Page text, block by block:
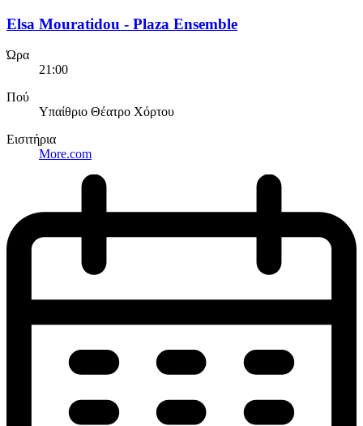
Elsa Mouratidou - Plaza Ensemble
Ώρα
21:00
Πού
Υπαίθριο Θέατρο Χόρτου
Εισιτήρια
More.com